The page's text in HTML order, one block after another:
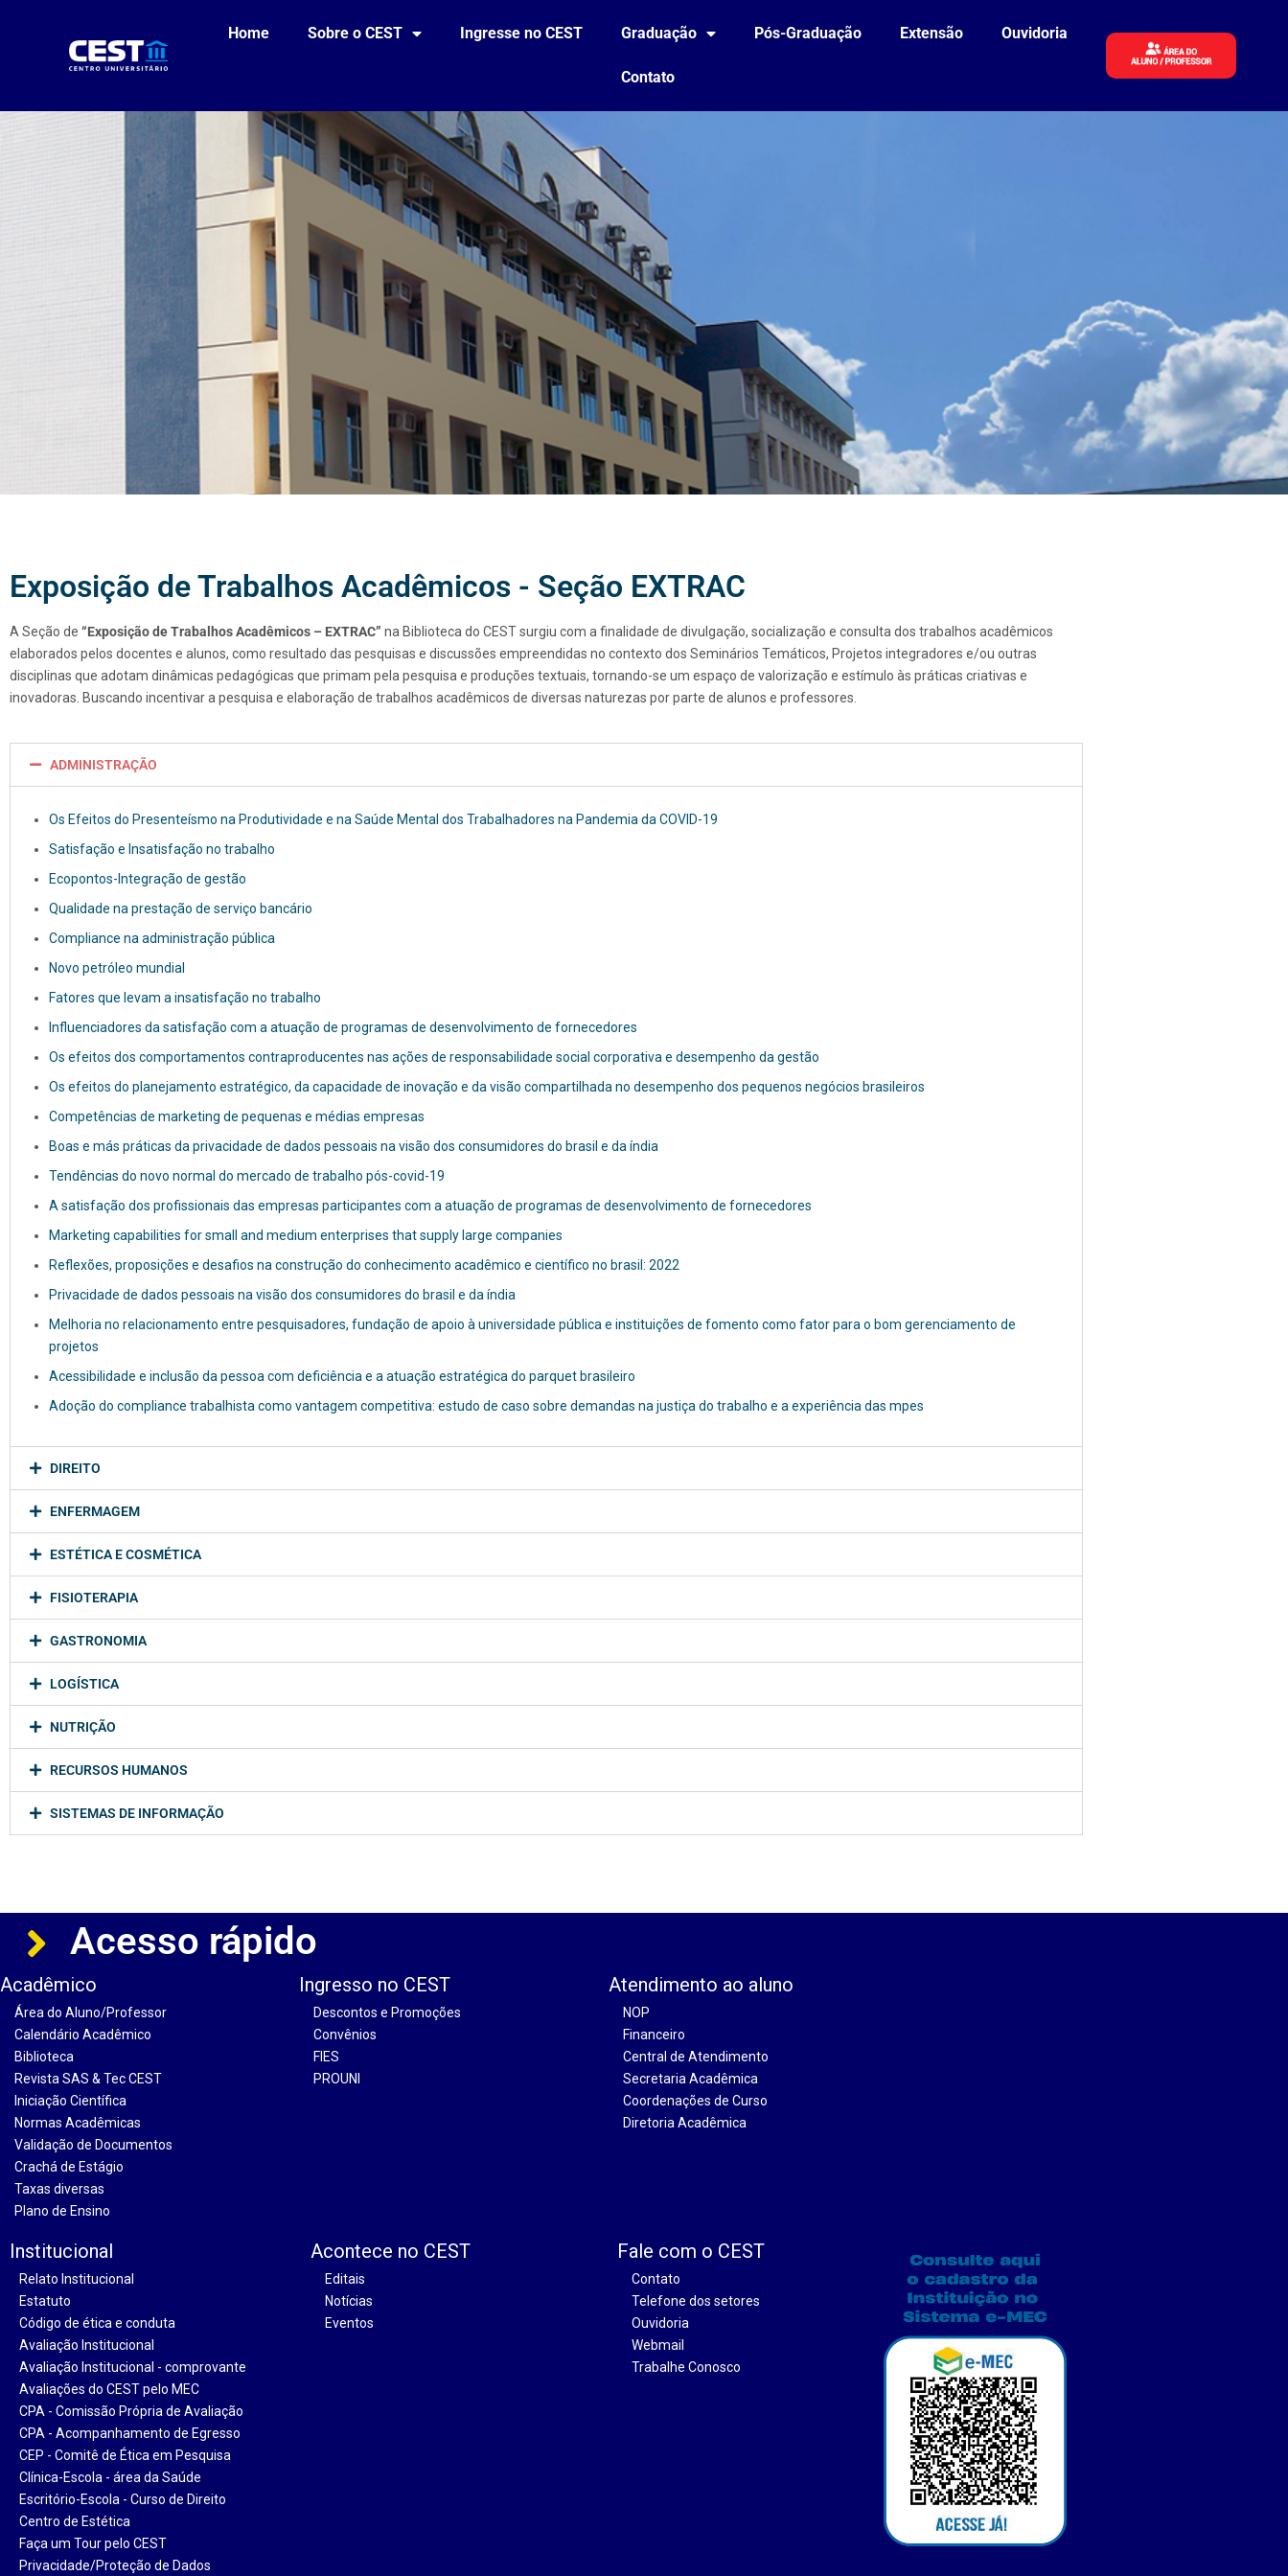
Home Sobre o CEST Ingresse no CEST Graduação Pós-Graduação Extensão Ouvidoria
Contato
Seção EXTRAC
BIBLIOTECA RAIMUNDA GALEANA
MELO BATISTA
Exposição de Trabalhos Acadêmicos - Seção EXTRAC
A Seção de “Exposição de Trabalhos Acadêmicos – EXTRAC” na Biblioteca do CEST surgiu com a finalidade de divulgação, socialização e consulta dos trabalhos acadêmicos
elaborados pelos docentes e alunos, como resultado das pesquisas e discussões empreendidas no contexto dos Seminários Temáticos, Projetos integradores e/ou outras
disciplinas que adotam dinâmicas pedagógicas que primam pela pesquisa e produções textuais, tornando-se um espaço de valorização e estímulo às práticas criativas e
inovadoras. Buscando incentivar a pesquisa e elaboração de trabalhos acadêmicos de diversas naturezas por parte de alunos e professores.
ADMINISTRAÇÃO
Os Efeitos do Presenteísmo na Produtividade e na Saúde Mental dos Trabalhadores na Pandemia da COVID-19
Satisfação e Insatisfação no trabalho
Ecopontos-Integração de gestão
Qualidade na prestação de serviço bancário
Compliance na administração pública
Novo petróleo mundial
Fatores que levam a insatisfação no trabalho
Influenciadores da satisfação com a atuação de programas de desenvolvimento de fornecedores
Os efeitos dos comportamentos contraproducentes nas ações de responsabilidade social corporativa e desempenho da gestão
Os efeitos do planejamento estratégico, da capacidade de inovação e da visão compartilhada no desempenho dos pequenos negócios brasileiros
Competências de marketing de pequenas e médias empresas
Boas e más práticas da privacidade de dados pessoais na visão dos consumidores do brasil e da índia
Tendências do novo normal do mercado de trabalho pós-covid-19
A satisfação dos profissionais das empresas participantes com a atuação de programas de desenvolvimento de fornecedores
Marketing capabilities for small and medium enterprises that supply large companies
Reflexões, proposições e desafios na construção do conhecimento acadêmico e científico no brasil: 2022
Privacidade de dados pessoais na visão dos consumidores do brasil e da índia
Melhoria no relacionamento entre pesquisadores, fundação de apoio à universidade pública e instituições de fomento como fator para o bom gerenciamento de
projetos
Acessibilidade e inclusão da pessoa com deficiência e a atuação estratégica do parquet brasileiro
Adoção do compliance trabalhista como vantagem competitiva: estudo de caso sobre demandas na justiça do trabalho e a experiência das mpes
DIREITO
ENFERMAGEM
ESTÉTICA E COSMÉTICA
FISIOTERAPIA
GASTRONOMIA
LOGÍSTICA
NUTRIÇÃO
RECURSOS HUMANOS
SISTEMAS DE INFORMAÇÃO
Acesso rápido
Acadêmico
Área do Aluno/Professor
Calendário Acadêmico
Biblioteca
Revista SAS & Tec CEST
Iniciação Científica
Normas Acadêmicas
Validação de Documentos
Crachá de Estágio
Taxas diversas
Plano de Ensino
Ingresso no CEST
Descontos e Promoções
Convênios
FIES
PROUNI
Atendimento ao aluno
NOP
Financeiro
Central de Atendimento
Secretaria Acadêmica
Coordenações de Curso
Diretoria Acadêmica
Institucional
Relato Institucional
Estatuto
Código de ética e conduta
Avaliação Institucional
Avaliação Institucional - comprovante
Avaliações do CEST pelo MEC
CPA - Comissão Própria de Avaliação
CPA - Acompanhamento de Egresso
CEP - Comitê de Ética em Pesquisa
Clínica-Escola - área da Saúde
Escritório-Escola - Curso de Direito
Centro de Estética
Faça um Tour pelo CEST
Privacidade/Proteção de Dados
Acontece no CEST
Editais
Notícias
Eventos
Fale com o CEST
Contato
Telefone dos setores
Ouvidoria
Webmail
Trabalhe Conosco